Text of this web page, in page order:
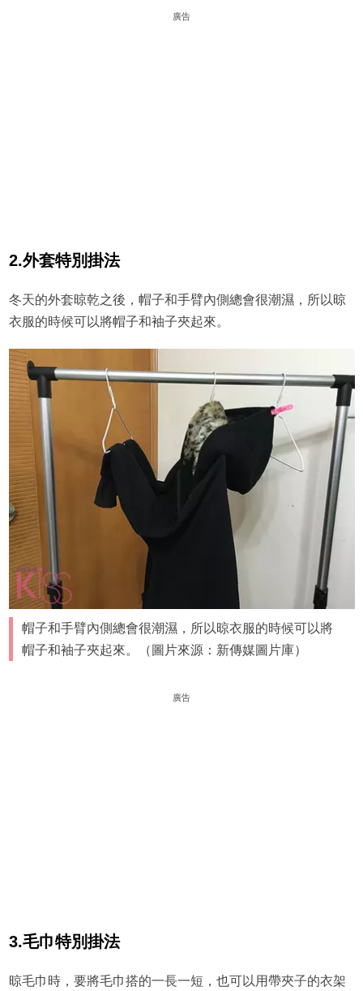
廣告
2.外套特別掛法
冬天的外套晾乾之後，帽子和手臂內側總會很潮濕，所以晾
衣服的時候可以將帽子和袖子夾起來。
帽子和手臂內側總會很潮濕，所以晾衣服的時候可以將
帽子和袖子夾起來。（圖片來源：新傳媒圖片庫）
廣告
3.毛巾特別掛法
晾毛巾時，要將毛巾搭的一長一短，也可以用帶夾子的衣架